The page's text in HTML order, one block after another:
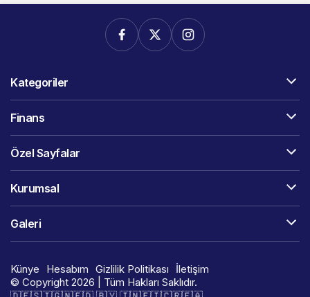
Kategoriler
Finans
Özel Sayfalar
Kurumsal
Galeri
Künye Hesabım Gizlilik Politikası
İletişim
© Copyright 2026 | Tüm Hakları Saklıdır.